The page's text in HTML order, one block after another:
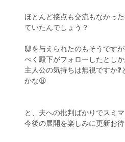
ほとんど接点も交流もなかっ
ていたんでしょう？
邸を与えられたのもそうです
べく殿下がフォローしたとしか
主人公の気持ちは無視ですか
かな😩
と、夫への批判ばかりでスミ
今後の展開を楽しみに更新お